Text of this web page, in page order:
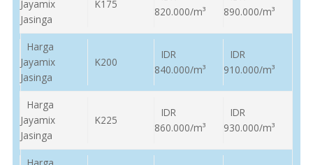
Jayamix
Jasinga
K175
820.000/m³
890.000/m³
Harga
Jayamix
Jasinga
K200
IDR
840.000/m³
IDR
910.000/m³
Harga
Jayamix
Jasinga
K225
IDR
860.000/m³
IDR
930.000/m³